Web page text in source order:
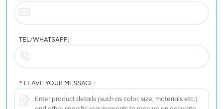
TEL/WHATSAPP:
* LEAVE YOUR MESSAGE: